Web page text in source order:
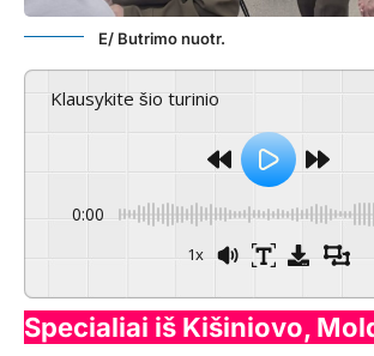
E/ Butrimo nuotr.
Klausykite šio turinio
0:00
1x
Specialiai iš Kišiniovo,